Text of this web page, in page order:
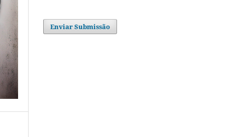
Enviar Submissão